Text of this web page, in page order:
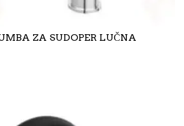
ZA SUDOPER LUČNA